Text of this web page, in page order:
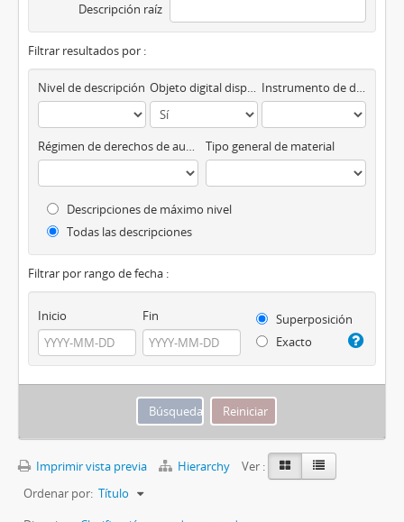
Descripción raíz
Filtrar resultados por :
Nivel de descripción Objeto digital disponibles Instrumento de descripción
Régimen de derechos de autor Tipo general de material
Descripciones de máximo nivel
Todas las descripciones
Filtrar por rango de fecha :
Inicio Fin
Superposición
Exacto
Imprimir vista previa Hierarchy
Ver :
Ordenar por: Título